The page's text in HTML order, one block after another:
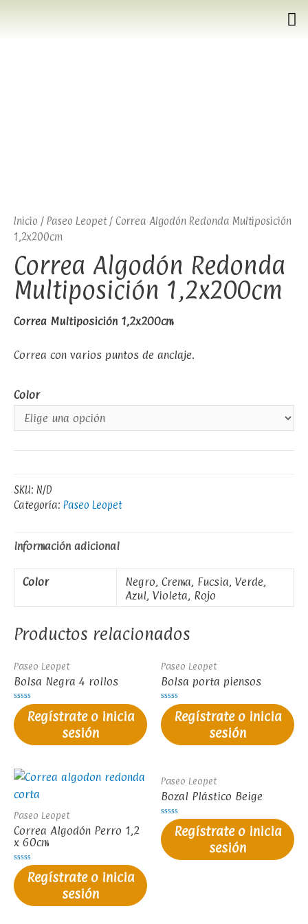
Inicio / Paseo Leopet/ Correa Algodón Redonda Multiposición
1,2x200cm
Correa Algodón Redonda
Multiposición 1,2x200cm
Correa Multiposición 1,2x200cm
Correa con varios puntos de anclaje.
Color
SKU: N/D
Categoría: Paseo Leopet
Información adicional
Color
Negro, Crema, Fucsia, Verde,
Azul, Violeta, Rojo
Productos relacionados
Paseo Leopet
Bolsa Negra 4 rollos
Valorado
en
0
de
5
Regístrate o inicia
sesión
Paseo Leopet
Bolsa porta piensos
Valorado
en
0
de
5
Regístrate o inicia
sesión
Paseo Leopet
Correa Algodón Perro 1,2
x 60cm
Valorado
en
0
de
5
Regístrate o inicia
sesión
Paseo Leopet
Bozal Plástico Beige
Valorado
en
0
de
5
Regístrate o inicia
sesión